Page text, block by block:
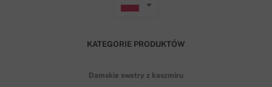
KATEGORIE PRODUKTÓW
Damskie swetry z kaszmiru